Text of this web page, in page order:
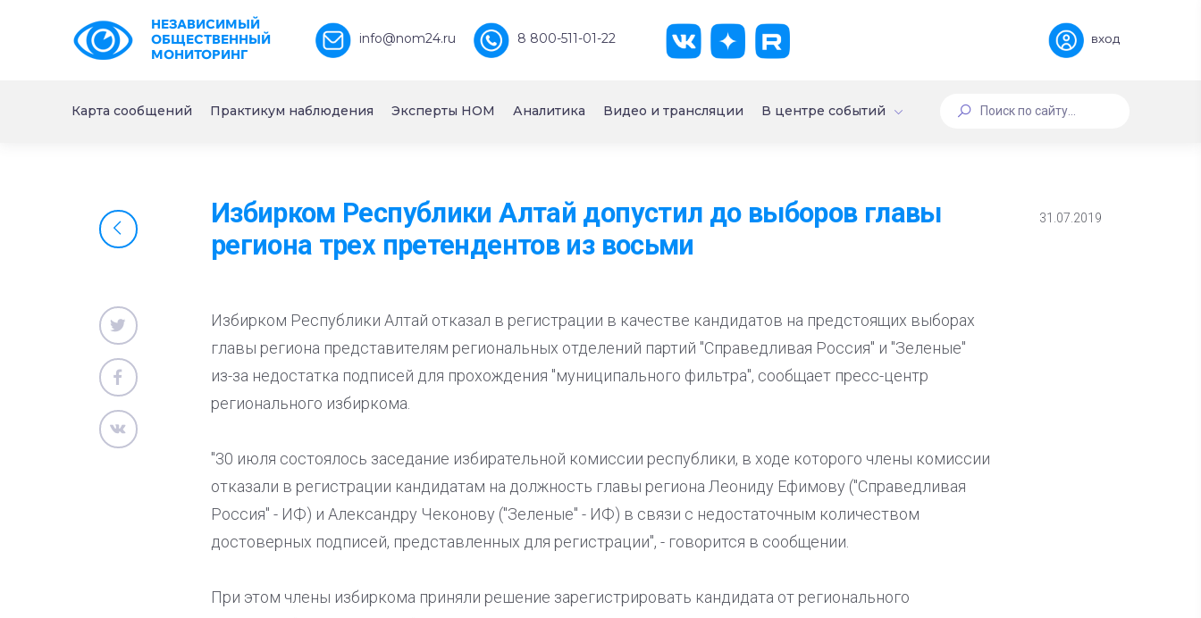
НЕЗАВИСИМЫЙ
ОБЩЕСТВЕННЫЙ
МОНИТОРИНГ
info@nom24.ru 8 800-511-01-22 вход
Карта сообщений Практикум наблюдения Эксперты НОМ Аналитика Видео и трансляции В центре событий
Избирком Республики Алтай допустил до выборов главы
региона трех претендентов из восьми
31.07.2019
Избирком Республики Алтай отказал в регистрации в качестве кандидатов на предстоящих выборах
главы региона представителям региональных отделений партий "Справедливая Россия" и "Зеленые"
из-за недостатка подписей для прохождения "муниципального фильтра", сообщает пресс-центр
регионального избиркома.
"30 июля состоялось заседание избирательной комиссии республики, в ходе которого члены комиссии
отказали в регистрации кандидатам на должность главы региона Леониду Ефимову ("Справедливая
Россия" - ИФ) и Александру Чеконову ("Зеленые" - ИФ) в связи с недостаточным количеством
достоверных подписей, представленных для регистрации", - говорится в сообщении.
При этом члены избиркома приняли решение зарегистрировать кандидата от регионального